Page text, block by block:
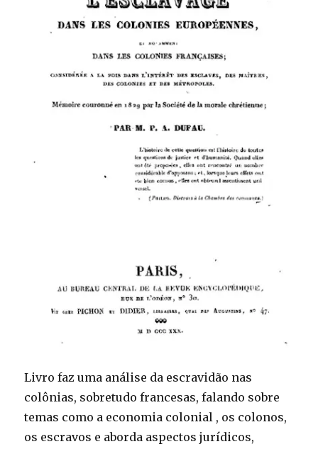
Livro faz uma análise da escravidão nas
colônias, sobretudo francesas, falando sobre
temas como a economia colonial , os colonos,
os escravos e aborda aspectos jurídicos,